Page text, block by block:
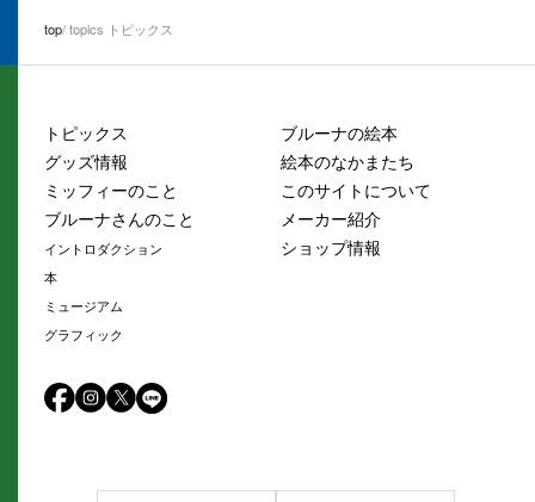
top topics トピックス
トピックス
グッズ情報
ミッフィーのこと
ブルーナさんのこと
イントロダクション
本
ミュージアム
グラフィック
ブルーナの絵本
絵本のなかまたち
このサイトについて
メーカー紹介
ショップ情報